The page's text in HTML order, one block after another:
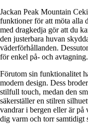
Jackan Peak Mountain
funktioner för att möta alla
med dragkedja gör att du
den justerbara huvan
väderförhållanden.
för enkel på- och avtagning.
Förutom sin funktionalitet
modern design. Dess
stilfull touch, medan den
säkerställer en stilren
vandrar i bergen eller är på
dig varm och torr samtidigt